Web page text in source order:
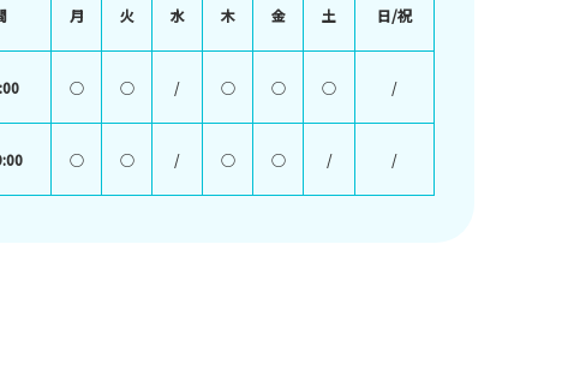
月 火 水 木 金 土 日/祝
○ ○ / ○ ○ ○ /
○ ○ / ○ ○ / /